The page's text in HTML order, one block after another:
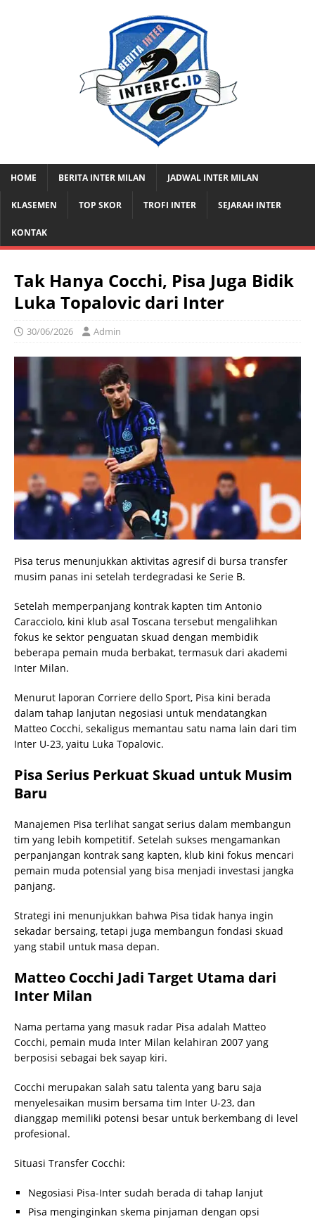
HOME BERITA INTER MILAN JADWAL INTER MILAN
KLASEMEN TOP SKOR TROFI INTER SEJARAH INTER
KONTAK
Tak Hanya Cocchi, Pisa Juga Bidik
Luka Topalovic dari Inter
30/06/2026 Admin
Pisa terus menunjukkan aktivitas agresif di bursa transfer
musim panas ini setelah terdegradasi ke Serie B.
Setelah memperpanjang kontrak kapten tim Antonio
Caracciolo, kini klub asal Toscana tersebut mengalihkan
fokus ke sektor penguatan skuad dengan membidik
beberapa pemain muda berbakat, termasuk dari akademi
Inter Milan.
Menurut laporan Corriere dello Sport, Pisa kini berada
dalam tahap lanjutan negosiasi untuk mendatangkan
Matteo Cocchi, sekaligus memantau satu nama lain dari tim
Inter U-23, yaitu Luka Topalovic.
Pisa Serius Perkuat Skuad untuk Musim
Baru
Manajemen Pisa terlihat sangat serius dalam membangun
tim yang lebih kompetitif. Setelah sukses mengamankan
perpanjangan kontrak sang kapten, klub kini fokus mencari
pemain muda potensial yang bisa menjadi investasi jangka
panjang.
Strategi ini menunjukkan bahwa Pisa tidak hanya ingin
sekadar bersaing, tetapi juga membangun fondasi skuad
yang stabil untuk masa depan.
Matteo Cocchi Jadi Target Utama dari
Inter Milan
Nama pertama yang masuk radar Pisa adalah Matteo
Cocchi, pemain muda Inter Milan kelahiran 2007 yang
berposisi sebagai bek sayap kiri.
Cocchi merupakan salah satu talenta yang baru saja
menyelesaikan musim bersama tim Inter U-23, dan
dianggap memiliki potensi besar untuk berkembang di level
profesional.
Situasi Transfer Cocchi:
Negosiasi Pisa-Inter sudah berada di tahap lanjut
Pisa menginginkan skema pinjaman dengan opsi